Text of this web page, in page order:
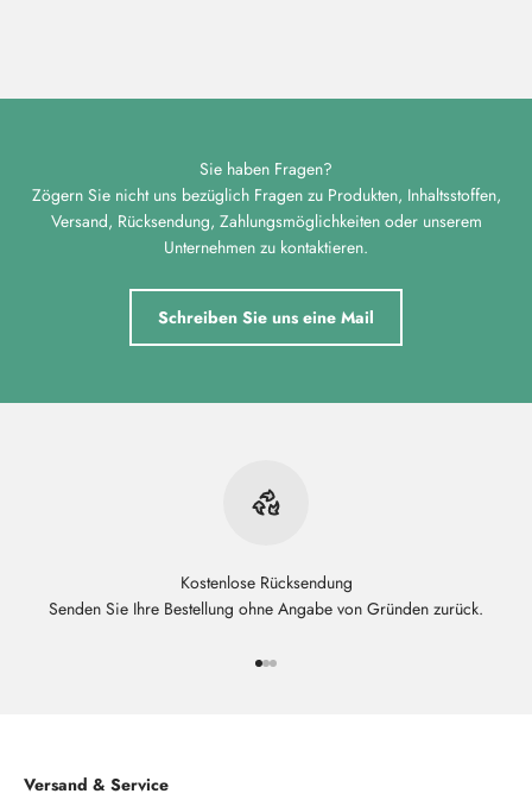
Sie haben Fragen?
Zögern Sie nicht uns bezüglich Fragen zu Produkten, Inhaltsstoffen,
Versand, Rücksendung, Zahlungsmöglichkeiten oder unserem
Unternehmen zu kontaktieren.
Schreiben Sie uns eine Mail
Kostenlose Rücksendung
Senden Sie Ihre Bestellung ohne Angabe von Gründen zurück.
Gehe zu Element 1
Gehe zu Element 2
Gehe zu Element 3
Versand & Service